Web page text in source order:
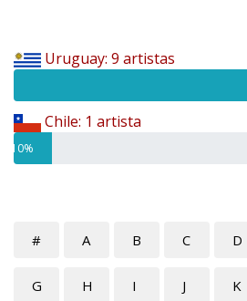
Uruguay: 9 artistas
Chile: 1 artista
10%
# A B C D
G H I J K